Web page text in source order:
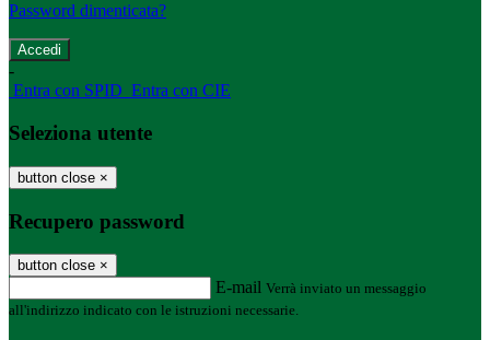
Password dimenticata?
-
Entra con SPID Entra con CIE
Seleziona utente
button close ×
Recupero password
button close ×
E-mail Verrà inviato un messaggio
all'indirizzo indicato con le istruzioni necessarie.